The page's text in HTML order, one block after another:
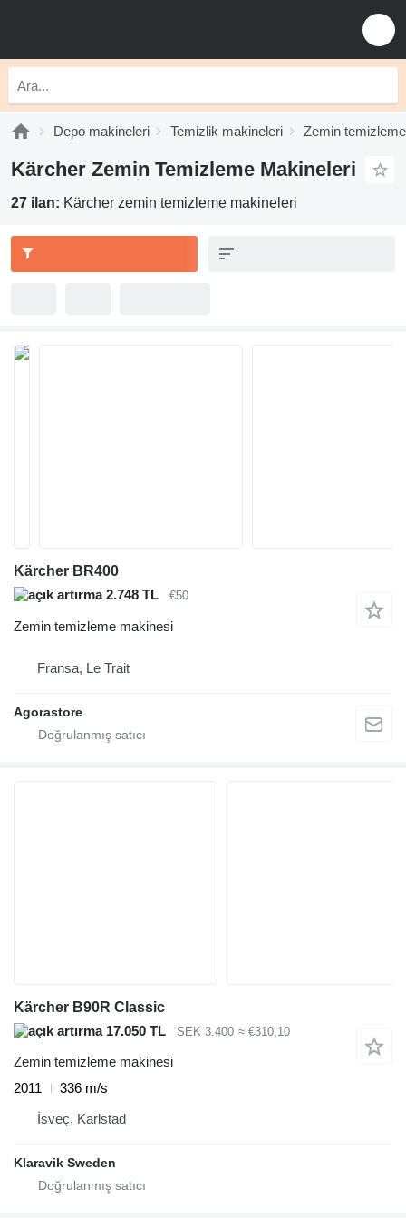
Depo makineleri Temizlik makineleri Zemin
Kärcher Zemin Temizleme Makineleri
27 ilan: Kärcher zemin temizleme makineleri
Kärcher BR400
2.748 TL
€50
Zemin temizleme makinesi
Fransa, Le Trait
Agorastore
Kärcher B90R Classic
17.050 TL
SEK 3.400 ≈ €310,10
Zemin temizleme makinesi
2011
336 m/s
İsveç, Karlstad
Klaravik Sweden